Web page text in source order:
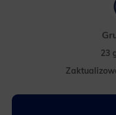
23